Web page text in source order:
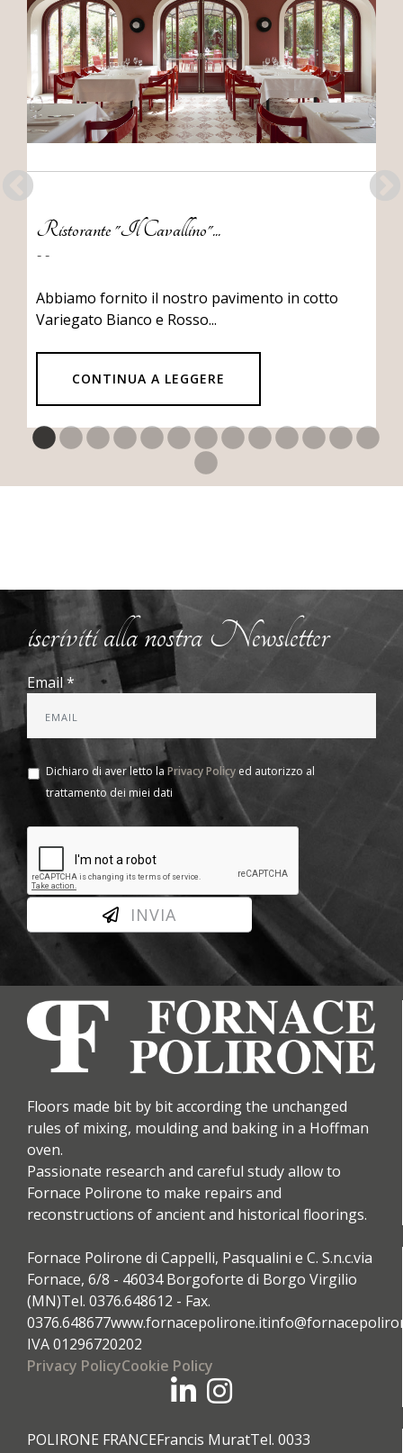
Ristorante "Il Cavallino"...
- -
Abbiamo fornito il nostro pavimento in cotto
Variegato Bianco e Rosso...
CONTINUA A LEGGERE
iscriviti alla nostra Newsletter
Email *
Dichiaro di aver letto la Privacy Policy ed autorizzo al
trattamento dei miei dati
INVIA
Floors made bit by bit according the unchanged
rules of mixing, moulding and baking in a Hoffman
oven.
Passionate research and careful study allow to
Fornace Polirone to make repairs and
reconstructions of ancient and historical floorings.
Fornace Polirone di Cappelli, Pasqualini e C. S.n.c.via
Fornace, 6/8 - 46034 Borgoforte di Borgo Virgilio
(MN)Tel. 0376.648612 - Fax.
0376.648677www.fornacepolirone.it
IVA 01296720202
Privacy PolicyCookie Policy
POLIRONE FRANCEFrancis MuratTel. 0033